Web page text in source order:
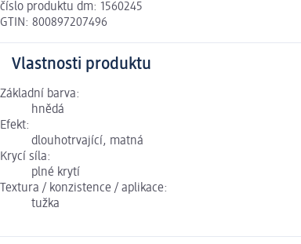
číslo produktu dm: 1560245
GTIN: 800897207496
Vlastnosti produktu
Základní barva:
hnědá
Efekt:
dlouhotrvající, matná
Krycí síla:
plné krytí
Textura / konzistence / aplikace:
tužka